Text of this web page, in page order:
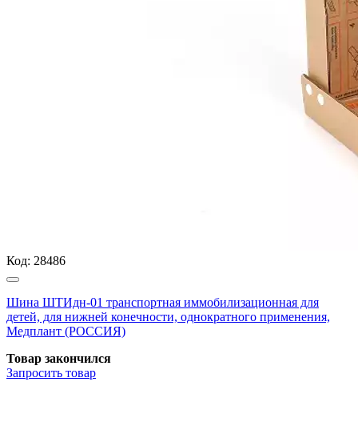
Код: 28486
Шина ШТИдн-01 транспортная иммобилизационная для
детей, для нижней конечности, однократного применения,
Медплант (РОССИЯ)
Товар закончился
Запросить товар